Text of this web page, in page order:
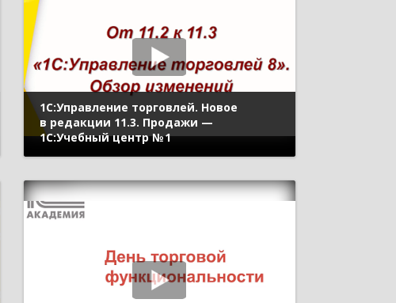
1C:Управление торговлей. Новое
в редакции 11.3. Продажи —
1С:Учебный центр № 1